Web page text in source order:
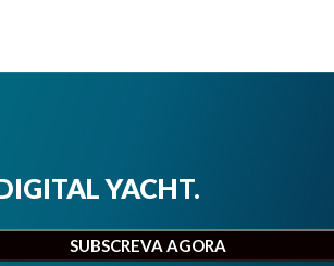
YACHT.